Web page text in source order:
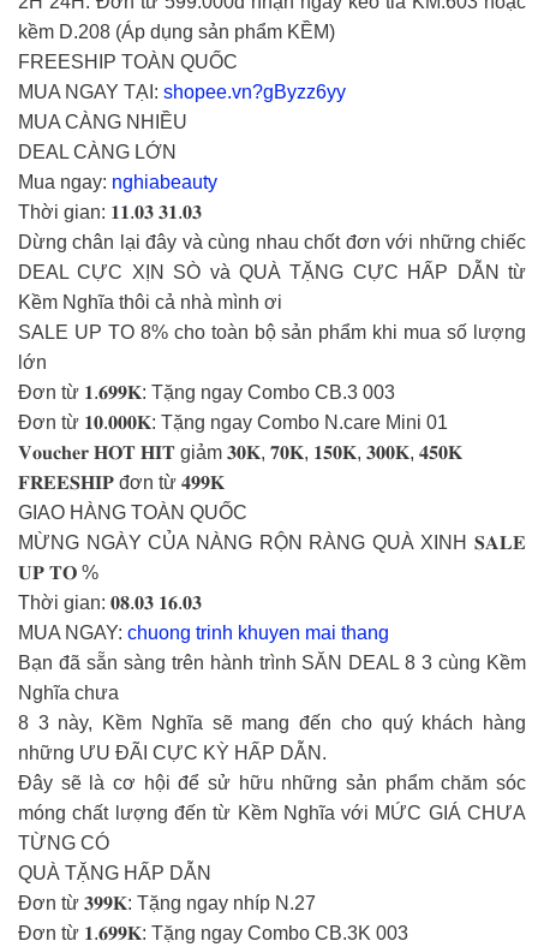
kềm D.208 (Áp dụng sản phẩm KỀM)
FREESHIP TOÀN QUỐC
MUA NGAY TẠI: shopee.vn?gByzz6yy
MUA CÀNG NHIỀU
DEAL CÀNG LỚN
Mua ngay: nghiabeauty
Thời gian: 𝟏𝟏.𝟎𝟑 𝟑𝟏.𝟎𝟑
Dừng chân lại đây và cùng nhau chốt đơn với những chiếc
DEAL CỰC XỊN SÒ và QUÀ TẶNG CỰC HẤP DẪN từ
Kềm Nghĩa thôi cả nhà mình ơi
SALE UP TO 8% cho toàn bộ sản phẩm khi mua số lượng
lớn
Đơn từ 𝟏.𝟔𝟗𝟗𝐊: Tặng ngay Combo CB.3 003
Đơn từ 𝟏𝟎.𝟎𝟎𝟎𝐊: Tặng ngay Combo N.care Mini 01
𝐕𝐨𝐮𝐜𝐡𝐞𝐫 𝐇𝐎𝐓 𝐇𝐈𝐓 giảm 𝟑𝟎𝐊, 𝟕𝟎𝐊, 𝟏𝟓𝟎𝐊, 𝟑𝟎𝟎𝐊, 𝟒𝟓𝟎𝐊
𝐅𝐑𝐄𝐄𝐒𝐇𝐈𝐏 đơn từ 𝟒𝟗𝟗𝐊
GIAO HÀNG TOÀN QUỐC
MỪNG NGÀY CỦA NÀNG RỘN RÀNG QUÀ XINH 𝐒𝐀𝐋𝐄
𝐔𝐏 𝐓𝐎 %
Thời gian: 𝟎𝟖.𝟎𝟑 𝟏𝟔.𝟎𝟑
MUA NGAY: chuong trinh khuyen mai thang
Bạn đã sẵn sàng trên hành trình SĂN DEAL 8 3 cùng Kềm
Nghĩa chưa
8 3 này, Kềm Nghĩa sẽ mang đến cho quý khách hàng
những ƯU ĐÃI CỰC KỲ HẤP DẪN.
Đây sẽ là cơ hội để sử hữu những sản phẩm chăm sóc
móng chất lượng đến từ Kềm Nghĩa với MỨC GIÁ CHƯA
TỪNG CÓ
QUÀ TẶNG HẤP DẪN
Đơn từ 𝟑𝟗𝟗𝐊: Tặng ngay nhíp N.27
Đơn từ 𝟏.𝟔𝟗𝟗𝐊: Tặng ngay Combo CB.3K 003